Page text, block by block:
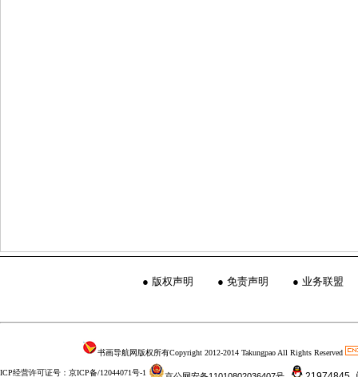
● 版权声明 ● 免责声明 ● 业务联盟
书画导航网版权所有Copyright 2012-2014 Takungpao All Rights Reserved
ICP经营许可证号：京ICP备/12044071号-1